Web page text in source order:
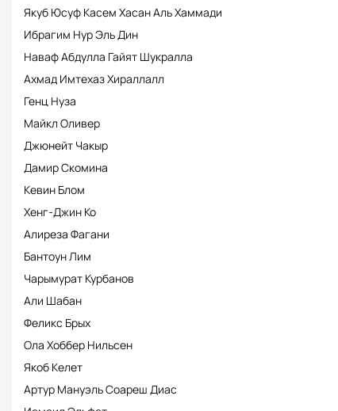
Якуб Юсуф Касем Хасан Аль Хаммади
Ибрагим Нур Эль Дин
Наваф Абдулла Гайят Шукралла
Ахмад Имтехаз Хираллалл
Генц Нуза
Майкл Оливер
Джюнейт Чакыр
Дамир Скомина
Кевин Блом
Хенг-Джин Ко
Алиреза Фагани
Бантоун Лим
Чарымурат Курбанов
Али Шабан
Феликс Брых
Ола Хоббер Нильсен
Якоб Келет
Артур Мануэль Соареш Диас